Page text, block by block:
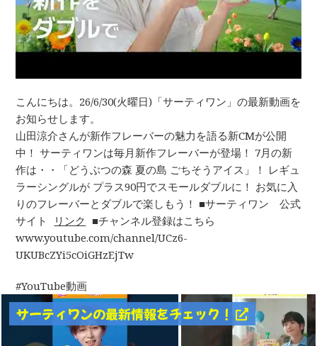
こんにちは。26/6/30(火曜日)「サーティワン」の最新動画を
お知らせします。
山田涼介さんが新作フレーバーの魅力を語る新CMが公開
中！ サーティワンは毎月新作フレーバーが登場！ 7月の新
作は・・「どうぶつの森 夏の島 ごちそうアイス」！ レギュ
ラーシングルが プラス90円でスモールダブルに！ お気に入
りのフレーバーとダブルで楽しもう！ ■サーティワン 公式
サイト
リンク ■チャンネル登録はこちら
www.youtube.com/channel/UCz6-
UKUBcZYi5cOiGHzEjTw
YouTube動画
サーティワンの最新情報をチェック！